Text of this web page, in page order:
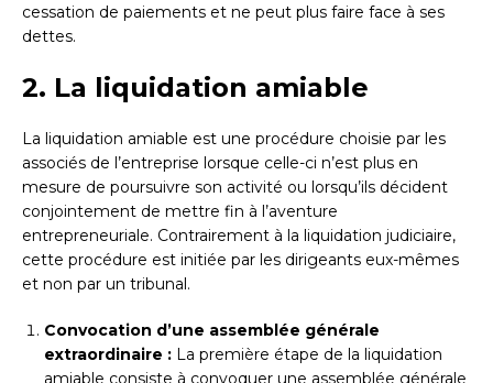
cessation de paiements et ne peut plus faire face à ses
dettes.
2. La liquidation amiable
La liquidation amiable est une procédure choisie par les
associés de l’entreprise lorsque celle-ci n’est plus en
mesure de poursuivre son activité ou lorsqu’ils décident
conjointement de mettre fin à l’aventure
entrepreneuriale. Contrairement à la liquidation judiciaire,
cette procédure est initiée par les dirigeants eux-mêmes
et non par un tribunal.
Convocation d’une assemblée générale
extraordinaire : La première étape de la liquidation
amiable consiste à convoquer une assemblée générale